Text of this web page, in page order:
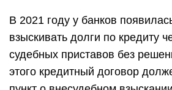
В 2021 году у банков
взыскивать долги по кредиту
судебных приставов без
этого кредитный договор